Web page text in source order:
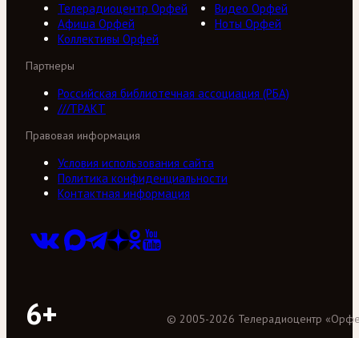
Телерадиоцентр Орфей
Видео Орфей
Афиша Орфей
Ноты Орфей
Коллективы Орфей
Партнеры
Российская библиотечная ассоциация (РБА)
///ТРАКТ
Правовая информация
Условия использования сайта
Политика конфиденциальности
Контактная информация
6+ © 2005-2026 Телерадиоцентр